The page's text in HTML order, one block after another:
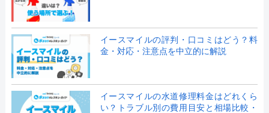
イースマイルの評判・口コミはどう？料
金・対応・注意点を中立的に解説
イースマイルの水道修理料金はどれくら
い？トラブル別の費用目安と相場比較・